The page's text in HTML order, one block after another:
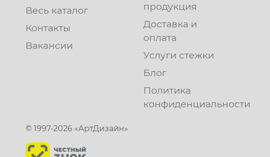
Весь каталог
Контакты
Вакансии
продукция
Доставка и
оплата
Услуги стежки
Блог
Политика
конфиденциальности
© 1997-2026 «АртДизайн»